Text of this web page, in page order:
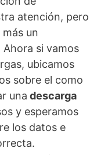
atención, pero
un
si vamos
ubicamos
sobre el como
una descarga
y esperamos
los datos e